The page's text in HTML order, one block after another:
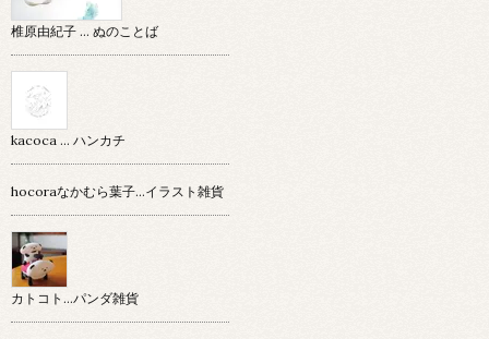
椎原由紀子 ... ぬのことば
kacoca ... ハンカチ
hocoraなかむら葉子…イラスト雑貨
カトコト…パンダ雑貨